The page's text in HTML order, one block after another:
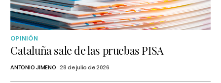
OPINIÓN
Cataluña sale de las pruebas PISA
ANTONIO JIMENO 28 de julio de 2026